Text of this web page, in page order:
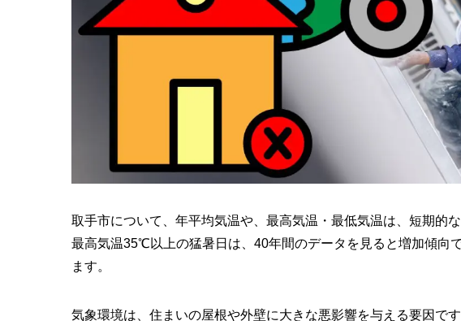
取手市について、年平均気温や、最高気温・最低気温は、短期的
最高気温35℃以上の猛暑日は、40年間のデータを見ると増加傾向
ます。
気象環境は、住まいの屋根や外壁に大きな悪影響を与える要因で